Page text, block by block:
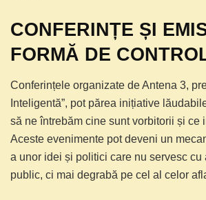
CONFERINȚE ȘI
FORMĂ DE
Conferințele organizate de Antena 3,
Inteligentă”, pot părea inițiative
să ne întrebăm cine sunt vorbitorii și ce
Aceste evenimente pot deveni un
a unor idei și politici care nu servesc cu
public, ci mai degrabă pe cel al celor